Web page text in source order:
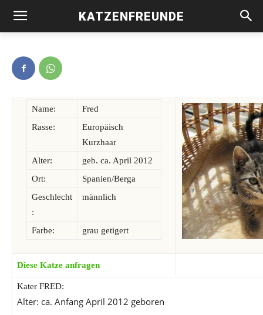
KATZENFREUNDE
Fred -vermittelt-
Name:
Fred
Rasse:
Europäisch
Kurzhaar
Alter:
geb. ca. April 2012
Ort:
Spanien/Berga
Geschlecht
:
männlich
Farbe: grau getigert
Diese Katze anfragen
Kater FRED:
Alter: ca. Anfang April 2012 geboren